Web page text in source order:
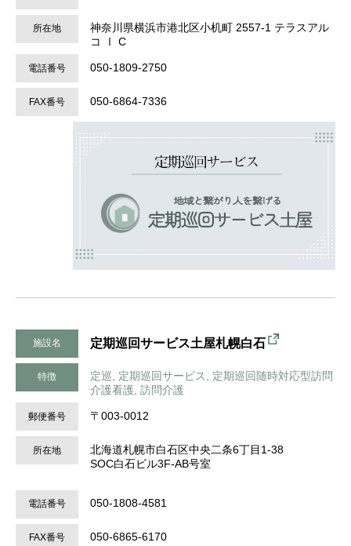
所在地
神奈川県横浜市港北区⼩机町 2557-1 テラスアル
コ Ⅰ C
電話番号 050-1809-2750
FAX番号 050-6864-7336
施設名 定期巡回サービス土屋札幌白石
特徴
定巡, 定期巡回サービス, 定期巡回随時対応型訪問
介護看護, 訪問介護
郵便番号 〒003-0012
所在地
北海道札幌市白石区中央二条6丁目1-38
SOC白石ビル3F-AB号室
電話番号 050-1808-4581
FAX番号 050-6865-6170